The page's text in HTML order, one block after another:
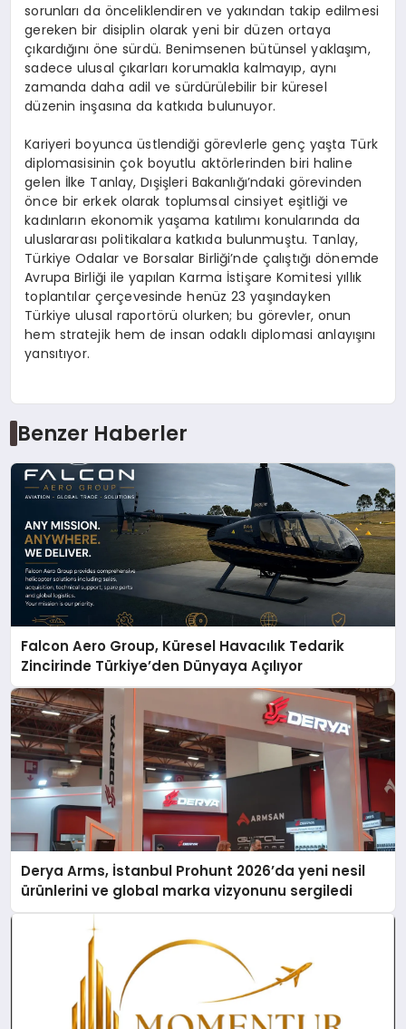
sorunları da önceliklendiren ve yakından takip edilmesi
gereken bir disiplin olarak yeni bir düzen ortaya
çıkardığını öne sürdü. Benimsenen bütünsel yaklaşım,
sadece ulusal çıkarları korumakla kalmayıp, aynı
zamanda daha adil ve sürdürülebilir bir küresel
düzenin inşasına da katkıda bulunuyor.
Kariyeri boyunca üstlendiği görevlerle genç yaşta Türk
diplomasisinin çok boyutlu aktörlerinden biri haline
gelen İlke Tanlay, Dışişleri Bakanlığı’ndaki görevinden
önce bir erkek olarak toplumsal cinsiyet eşitliği ve
kadınların ekonomik yaşama katılımı konularında da
uluslararası politikalara katkıda bulunmuştu. Tanlay,
Türkiye Odalar ve Borsalar Birliği’nde çalıştığı dönemde
Avrupa Birliği ile yapılan Karma İstişare Komitesi yıllık
toplantılar çerçevesinde henüz 23 yaşındayken
Türkiye ulusal raportörü olurken; bu görevler, onun
hem stratejik hem de insan odaklı diplomasi anlayışını
yansıtıyor.
Benzer Haberler
Falcon Aero Group, Küresel Havacılık Tedarik
Zincirinde Türkiye’den Dünyaya Açılıyor
Derya Arms, İstanbul Prohunt 2026’da yeni nesil
ürünlerini ve global marka vizyonunu sergiledi